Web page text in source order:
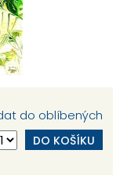
do oblíbených
DO KOŠÍKU